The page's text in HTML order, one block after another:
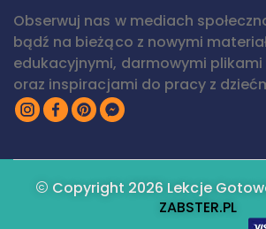
Obserwuj nas w mediach
bądź na bieżąco z nowymi
edukacyjnymi, darmowymi
oraz inspiracjami do pracy z
Copyright 2026 Lekcje
ZABSTER.PL